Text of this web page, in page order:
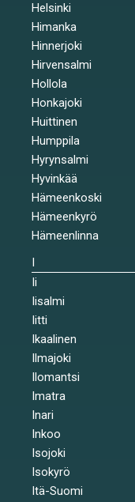
Helsinki
Himanka
Hinnerjoki
Hirvensalmi
Hollola
Honkajoki
Huittinen
Humppila
Hyrynsalmi
Hyvinkää
Hämeenkoski
Hämeenkyrö
Hämeenlinna
I
Ii
Iisalmi
Iitti
Ikaalinen
Ilmajoki
Ilomantsi
Imatra
Inari
Inkoo
Isojoki
Isokyrö
Itä-Suomi